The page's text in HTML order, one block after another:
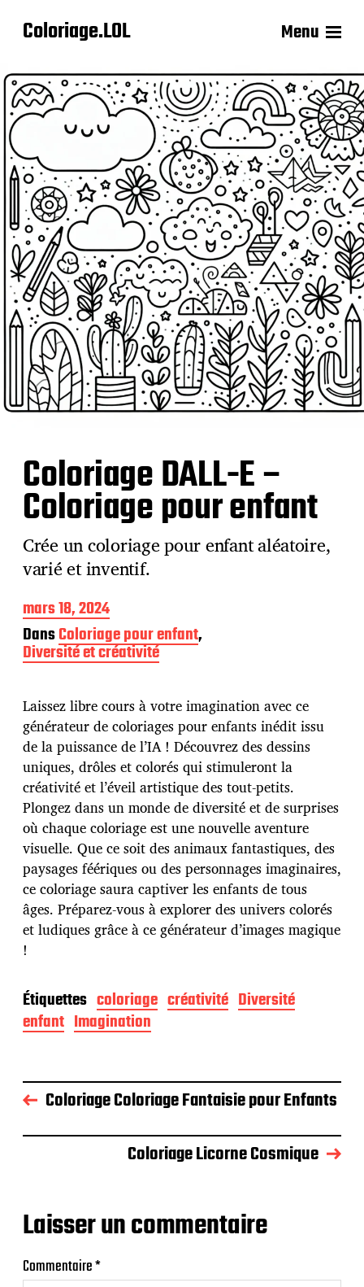
Coloriage.LOL Menu
Coloriage DALL-E –
Coloriage pour enfant
Crée un coloriage pour enfant aléatoire,
varié et inventif.
D
a
t
e
p
u
b
l
i
c
a
t
i
o
n
mars 18, 2024
DansColoriage pour enfant,
Diversité et créativité
Laissez libre cours à votre imagination avec ce
générateur de coloriages pour enfants inédit issu
de la puissance de l’IA ! Découvrez des dessins
uniques, drôles et colorés qui stimuleront la
créativité et l’éveil artistique des tout-petits.
Plongez dans un monde de diversité et de surprises
où chaque coloriage est une nouvelle aventure
visuelle. Que ce soit des animaux fantastiques, des
paysages féériques ou des personnages imaginaires,
ce coloriage saura captiver les enfants de tous
âges. Préparez-vous à explorer des univers colorés
et ludiques grâce à ce générateur d’images magique
!
Étiquettes coloriage créativité Diversité
enfant Imagination
Coloriage Coloriage Fantaisie pour Enfants
Coloriage Licorne Cosmique
Laisser un commentaire
Commentaire*